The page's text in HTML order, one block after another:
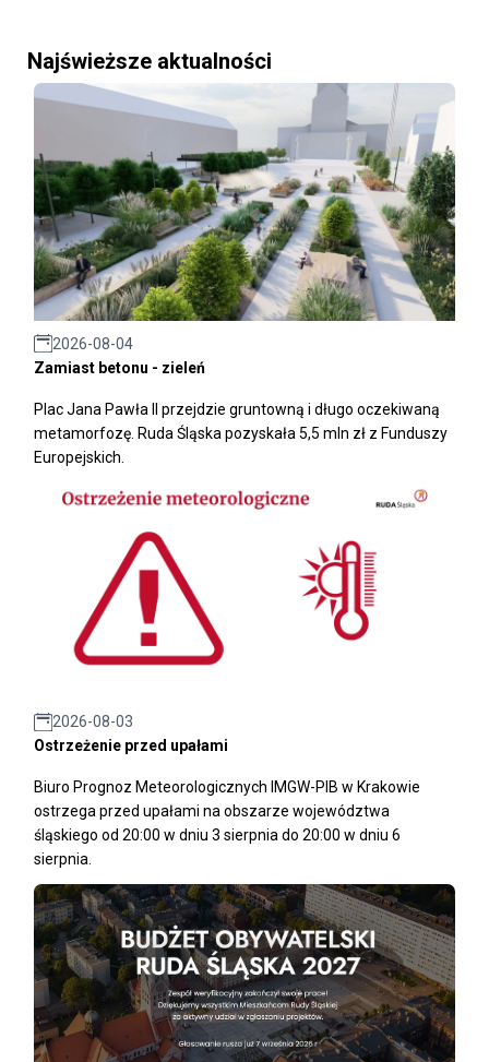
Najświeższe aktualności
2026-08-04
Zamiast betonu - zieleń
Plac Jana Pawła II przejdzie gruntowną i długo oczekiwaną
metamorfozę. Ruda Śląska pozyskała 5,5 mln zł z Funduszy
Europejskich.
2026-08-03
Ostrzeżenie przed upałami
Biuro Prognoz Meteorologicznych IMGW-PIB w Krakowie
ostrzega przed upałami na obszarze województwa
śląskiego od 20:00 w dniu 3 sierpnia do 20:00 w dniu 6
sierpnia.